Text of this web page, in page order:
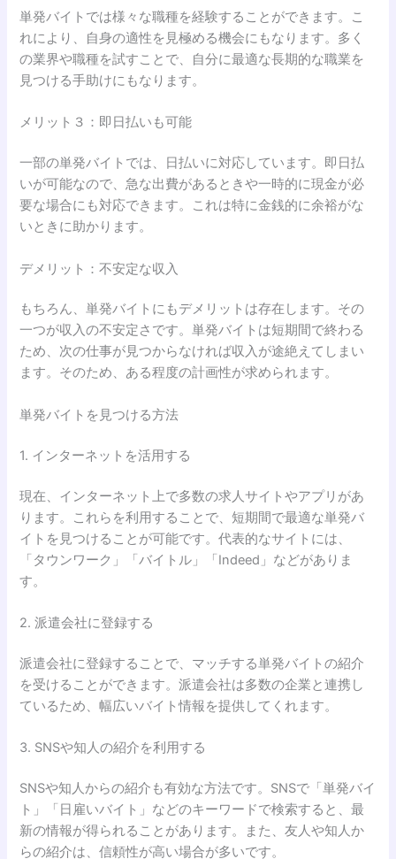
単発バイトでは様々な職種を経験することができます。こ
れにより、自身の適性を見極める機会にもなります。多く
の業界や職種を試すことで、自分に最適な長期的な職業を
見つける手助けにもなります。
メリット３：即日払いも可能
一部の単発バイトでは、日払いに対応しています。即日払
いが可能なので、急な出費があるときや一時的に現金が必
要な場合にも対応できます。これは特に金銭的に余裕がな
いときに助かります。
デメリット：不安定な収入
もちろん、単発バイトにもデメリットは存在します。その
一つが収入の不安定さです。単発バイトは短期間で終わる
ため、次の仕事が見つからなければ収入が途絶えてしまい
ます。そのため、ある程度の計画性が求められます。
単発バイトを見つける方法
1. インターネットを活用する
現在、インターネット上で多数の求人サイトやアプリがあ
ります。これらを利用することで、短期間で最適な単発バ
イトを見つけることが可能です。代表的なサイトには、
「タウンワーク」「バイトル」「Indeed」などがありま
す。
2. 派遣会社に登録する
派遣会社に登録することで、マッチする単発バイトの紹介
を受けることができます。派遣会社は多数の企業と連携し
ているため、幅広いバイト情報を提供してくれます。
3. SNSや知人の紹介を利用する
SNSや知人からの紹介も有効な方法です。SNSで「単発バイ
ト」「日雇いバイト」などのキーワードで検索すると、最
新の情報が得られることがあります。また、友人や知人か
らの紹介は、信頼性が高い場合が多いです。